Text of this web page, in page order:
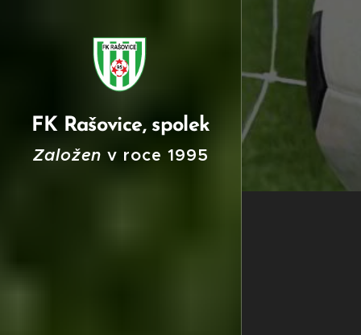
FK Rašovice, spolek
Založen v roce 1995